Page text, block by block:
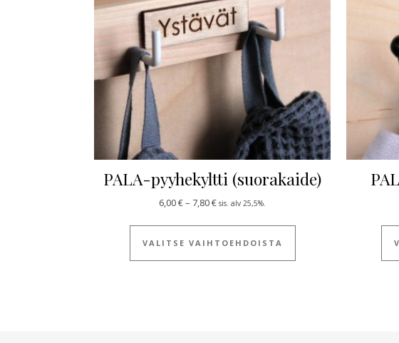
PALA-pyyhekyltti (suorakaide)
6,00€– 7,80€Hintaluokka: 6,00 € - 7,80 €
sis. alv 25,5%.
VALITSE VAIHTOEHDOISTA
Tällä tuotteella on